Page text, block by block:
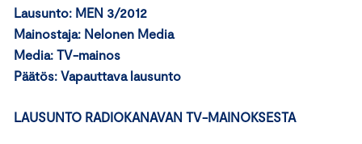
Lausunto: MEN 3/2012
Mainostaja: Nelonen Media
Media: TV-mainos
Päätös: Vapauttava lausunto
LAUSUNTO RADIOKANAVAN TV-MAINOKSESTA